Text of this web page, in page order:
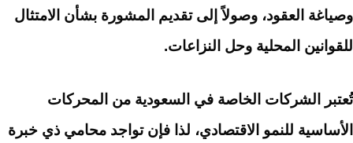
وصياغة العقود، وصولاً إلى تقديم المشورة بشأن الامتثال
للقوانين المحلية وحل النزاعات.
تُعتبر الشركات الخاصة في السعودية من المحركات
الأساسية للنمو الاقتصادي، لذا فإن تواجد محامي ذي خبرة